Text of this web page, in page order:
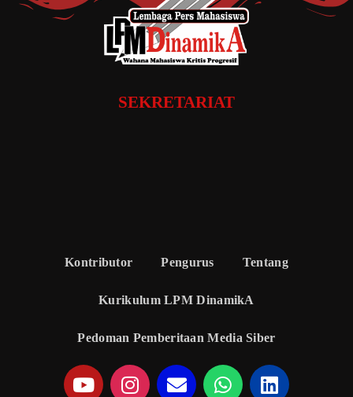
SEKRETARIAT
Kontributor Pengurus Tentang
Kurikulum LPM DinamikA
Pedoman Pemberitaan Media Siber